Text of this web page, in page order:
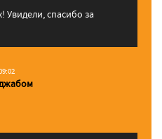
Увидели, спасибо за